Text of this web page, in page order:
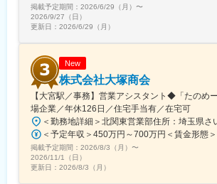
掲載予定期間： 2026/6/29（月） 〜
2026/9/27（日）
更新日： 2026/6/29（月）
New
株式会社大塚商会
【大宮駅／事務】営業アシスタント◆「たのめ
場企業／年休126日／住宅手当有／在宅可
掲載予定期間： 2026/8/3（月） 〜
2026/11/1（日）
更新日： 2026/8/3（月）